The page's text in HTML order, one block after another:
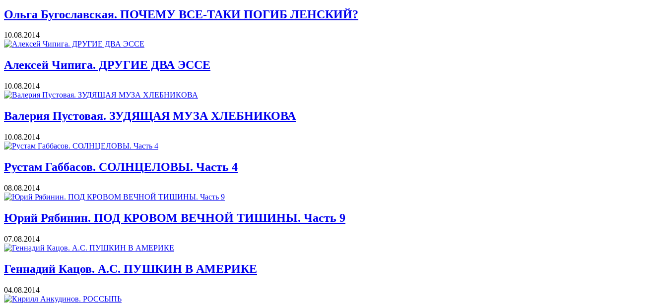
Ольга Бугославская. ПОЧЕМУ ВСЕ-ТАКИ ПОГИБ ЛЕНСКИЙ?
10.08.2014
Алексей Чипига. ДРУГИЕ ДВА ЭССЕ
10.08.2014
Валерия Пустовая. ЗУДЯЩАЯ МУЗА ХЛЕБНИКОВА
10.08.2014
Рустам Габбасов. СОЛНЦЕЛОВЫ. Часть 4
08.08.2014
Юрий Рябинин. ПОД КРОВОМ ВЕЧНОЙ ТИШИНЫ. Часть 9
07.08.2014
Геннадий Кацов. А.С. ПУШКИН В АМЕРИКЕ
04.08.2014